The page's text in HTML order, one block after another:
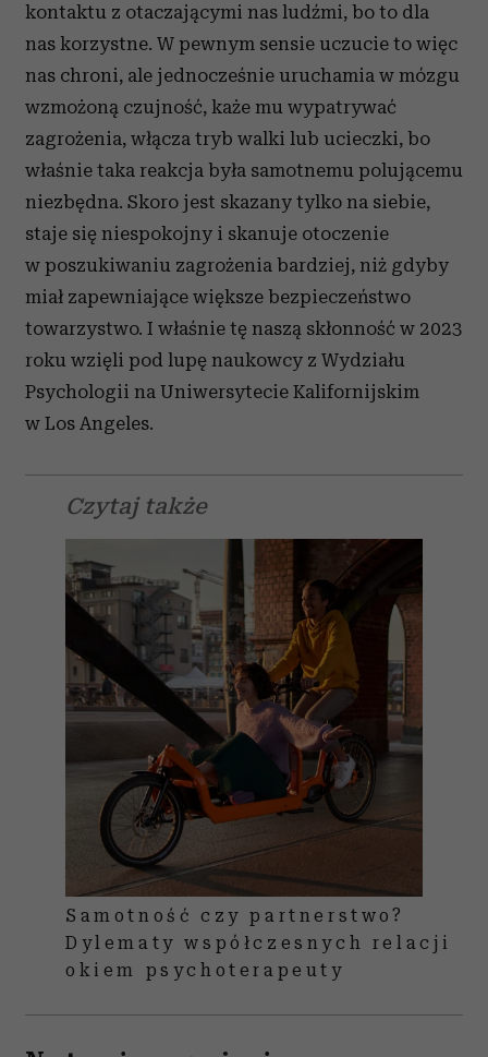
kontaktu z otaczającymi nas ludźmi, bo to dla
nas korzystne. W pewnym sensie uczucie to więc
nas chroni, ale jednocześnie uruchamia w mózgu
wzmożoną czujność, każe mu wypatrywać
zagrożenia, włącza tryb walki lub ucieczki, bo
właśnie taka reakcja była samotnemu polującemu
niezbędna. Skoro jest skazany tylko na siebie,
staje się niespokojny i skanuje otoczenie
w poszukiwaniu zagrożenia bardziej, niż gdyby
miał zapewniające większe bezpieczeństwo
towarzystwo. I właśnie tę naszą skłonność w 2023
roku wzięli pod lupę naukowcy z Wydziału
Psychologii na Uniwersytecie Kalifornijskim
w Los Angeles.
Czytaj także
Samotność czy partnerstwo?
Dylematy współczesnych relacji
okiem psychoterapeuty